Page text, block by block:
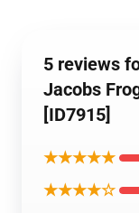
5 reviews
Jacobs
[ID7915]
★★★★★
★★★★☆